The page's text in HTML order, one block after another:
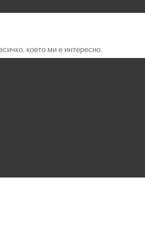
което ми е интересно.